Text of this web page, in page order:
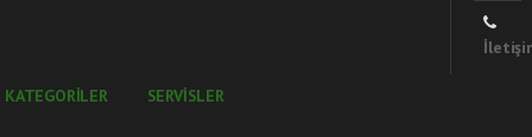
KATEGORİLER SERVİSLER